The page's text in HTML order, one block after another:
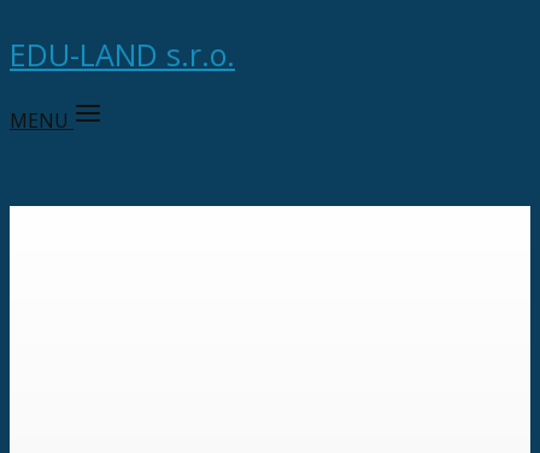
EDU-LAND s.r.o.
MENU